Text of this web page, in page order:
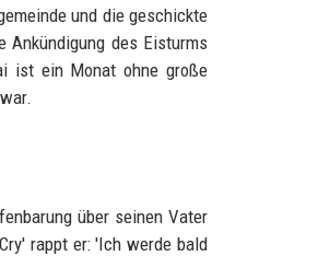
und die geschickte
Ankündigung des Eisturms
ist ein Monat ohne große
über seinen Vater
rappt er: 'Ich werde bald